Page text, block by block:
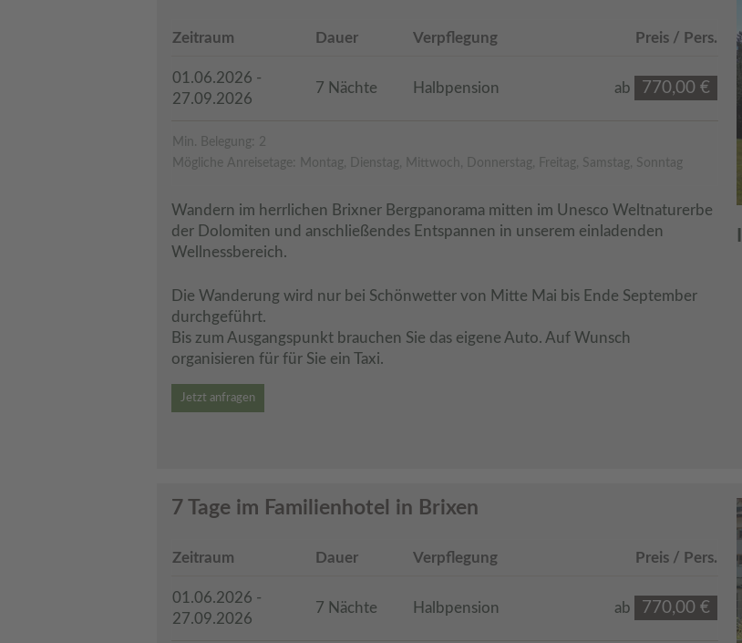
Zeitraum Dauer Verpflegung Preis / Pers.
01.06.2026 -
27.09.2026
7 Nächte Halbpension ab 770,00 €
Min. Belegung: 2
Mögliche Anreisetage: Montag, Dienstag, Mittwoch, Donnerstag, Freitag, Samstag, Sonntag
Wandern im herrlichen Brixner Bergpanorama mitten im Unesco Weltnaturerbe
der Dolomiten und anschließendes Entspannen in unserem einladenden
Wellnessbereich.
Die Wanderung wird nur bei Schönwetter von Mitte Mai bis Ende September
durchgeführt.
Bis zum Ausgangspunkt brauchen Sie das eigene Auto. Auf Wunsch
organisieren für für Sie ein Taxi.
Jetzt anfragen
7 Tage im Familienhotel in Brixen
Zeitraum Dauer Verpflegung Preis / Pers.
01.06.2026 -
27.09.2026
7 Nächte Halbpension ab 770,00 €